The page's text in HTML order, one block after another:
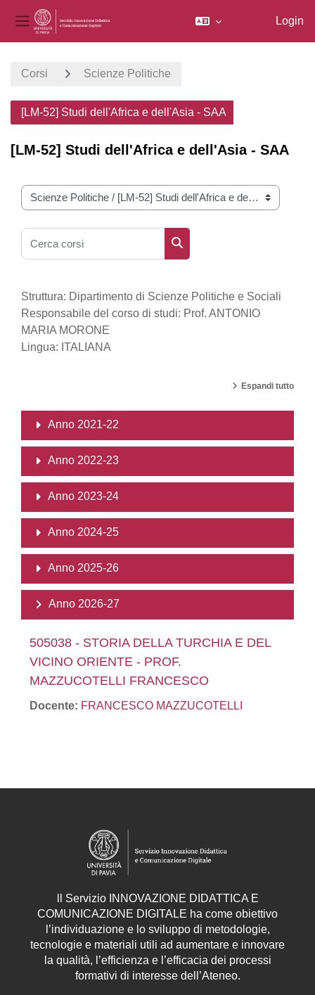
Pannello laterale
Login
Corsi Scienze Politiche
[LM-52] Studi dell'Africa e dell'Asia - SAA
[LM-52] Studi dell'Africa e dell'Asia - SAA
Categorie di corso
Cerca corsi
Cerca corsi
Struttura: Dipartimento di Scienze Politiche e Sociali
Responsabile del corso di studi: Prof. ANTONIO
MARIA MORONE
Lingua: ITALIANA
Espandi tutto
Anno 2021-22
Anno 2022-23
Anno 2023-24
Anno 2024-25
Anno 2025-26
Anno 2026-27
505038 - STORIA DELLA TURCHIA E DEL
VICINO ORIENTE - PROF.
MAZZUCOTELLI FRANCESCO
Docente: FRANCESCO MAZZUCOTELLI
Servizio INNOVAZIONE DIDATTICA E
COMUNICAZIONE DIGITALE ha come obiettivo
l’individuazione e lo sviluppo di metodologie,
tecnologie e materiali utili ad aumentare e innovare
la qualità, l’efficienza e l’efficacia dei processi
formativi di interesse dell’Ateneo.